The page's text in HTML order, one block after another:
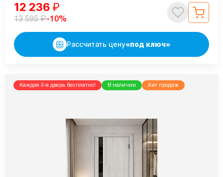
12 236 ₽
13 595₽-10%
Рассчитать цену«под ключ»
Каждая 3-я дверь бесплатно! В наличии Хит продаж